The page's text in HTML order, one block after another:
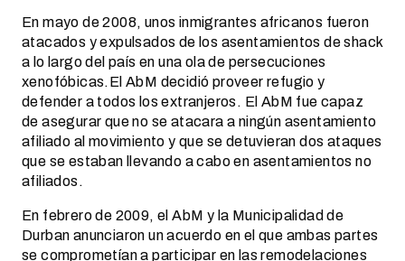
En mayo de 2008, unos inmigrantes africanos fueron
atacados y expulsados de los asentamientos de shack
a lo largo del país en una ola de persecuciones
xenofóbicas.El AbM decidió proveer refugio y
defender a todos los extranjeros. El AbM fue capaz
de asegurar que no se atacara a ningún asentamiento
afiliado al movimiento y que se detuvieran dos ataques
que se estaban llevando a cabo en asentamientos no
afiliados.
En febrero de 2009, el AbM y la Municipalidad de
Durban anunciaron un acuerdo en el que ambas partes
se comprometían a participar en las remodelaciones